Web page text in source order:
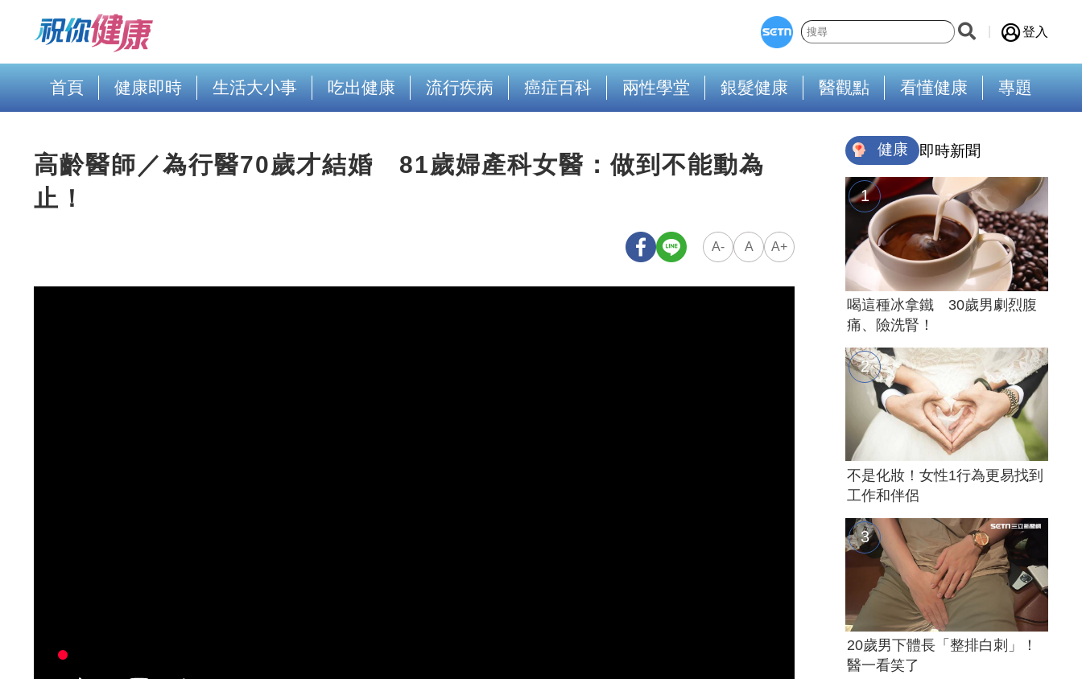
登入
首頁 健康即時 生活大小事 吃出健康 流行疾病 癌症百科 兩性學堂 銀髮健康 醫觀點 看懂健康 專題
高齡醫師／為行醫70歲才結婚 81歲婦產科女醫：做到不能動為
止！
A- A A+
健康 即時新聞
喝這種冰拿鐵 30歲男劇烈腹
痛、險洗腎！
不是化妝！女性1行為更易找到
工作和伴侶
20歲男下體長「整排白刺」！
醫一看笑了